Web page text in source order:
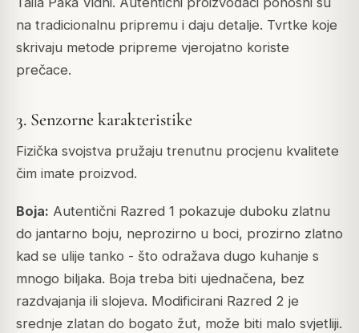
na tradicionalnu pripremu i daju detalje. Tvrtke koje
skrivaju metode pripreme vjerojatno koriste
prečace.
3. Senzorne karakteristike
Fizička svojstva pružaju trenutnu procjenu kvalitete
čim imate proizvod.
Boja: Autentični Razred 1 pokazuje duboku zlatnu
do jantarno boju, neprozirno u boci, prozirno zlatno
kad se ulije tanko - što odražava dugo kuhanje s
mnogo biljaka. Boja treba biti ujednačena, bez
razdvajanja ili slojeva. Modificirani Razred 2 je
srednje zlatan do bogato žut, može biti malo svjetliji.